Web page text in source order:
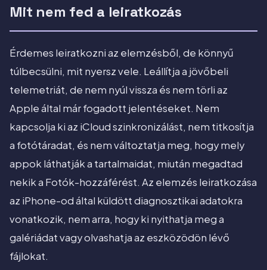
Mit nem fed a leiratkozás
Érdemes leiratkozni az elemzésből, de könnyű
túlbecsülni, mit nyersz vele. Leállítja a jövőbeli
telemetriát, de nem nyúl vissza és nem törli az
Apple által már fogadott jelentéseket. Nem
kapcsolja ki az iCloud szinkronizálást, nem titkosítja
a fotótáradat, és nem változtatja meg, hogy mely
appok láthatják a tartalmaidat, miután megadtad
nekik a Fotók-hozzáférést. Az elemzés leiratkozása
az iPhone-od által küldött diagnosztikai adatokra
vonatkozik, nem arra, hogy ki nyithatja meg a
galériádat vagy olvashatja az eszközödön lévő
fájlokat.